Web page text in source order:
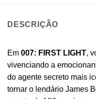
DESCRIÇÃO
Em 007: FIRST LIGHT,
vivenciando a
do agente secreto mais
tornar o lendário James